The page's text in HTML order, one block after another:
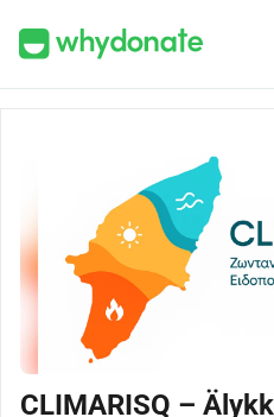
CLIMARISQ –